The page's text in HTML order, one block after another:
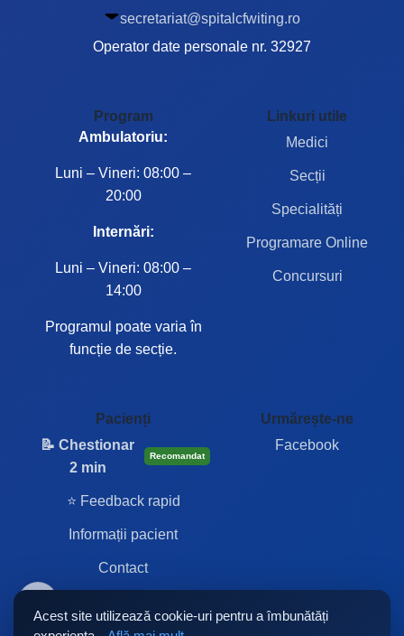
secretariat@spitalcfwiting.ro
Operator date personale nr. 32927
Program
Ambulatoriu:
Luni – Vineri: 08:00 –
20:00
Internări:
Luni – Vineri: 08:00 –
14:00
Programul poate varia în
funcție de secție.
Linkuri utile
Medici
Secții
Specialități
Programare Online
Concursuri
Pacienți
📝 Chestionar
2 min
Recomandat
⭐ Feedback rapid
Informații pacient
Contact
Urmărește-ne
Facebook
Acest site utilizează cookie-uri pentru a îmbunătăți